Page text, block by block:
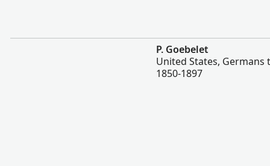
P. Goebelet
United States, Germans
1850-1897